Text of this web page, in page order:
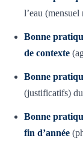
l’eau
Bonne
de contexte
Bonne
(justificatifs) du
Bonne
fin d’année